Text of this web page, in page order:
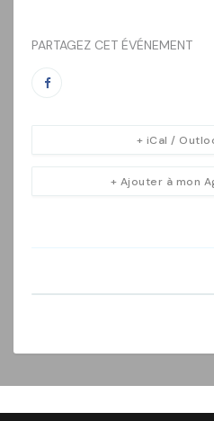
PARTAGEZ CET ÉVÉNEMENT
+ Ajouter à mon
+ iCal /